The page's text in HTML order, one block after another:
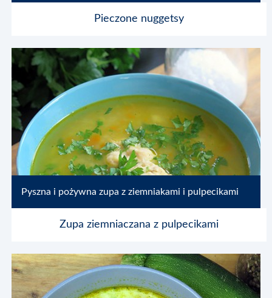
Pieczone nuggetsy
Pyszna i pożywna zupa z ziemniakami i pulpecikami
Zupa ziemniaczana z pulpecikami